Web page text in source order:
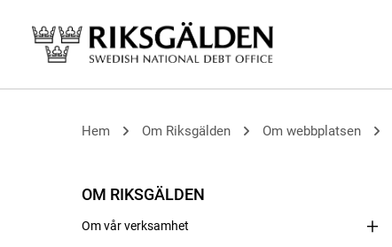
Hem Om Riksgälden Om webbplatsen
OM RIKSGÄLDEN
Om vår verksamhet